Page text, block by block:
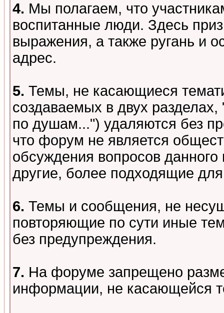
4. Мы полагаем, что
воспитанные люди. Здесь
выражения, а также ругань и
адрес.
5. Темы, не касающиеся
создаваемых в двух
по душам...") удаляются без
что форум не является
обсуждения вопросов данного
другие, более подходящие для
6. Темы и сообщения, не
повторяющие по сути иные
без предупреждения.
7. На форуме запрещено
информации, не касающейся